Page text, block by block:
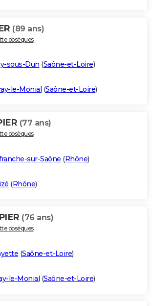
(89 ans)
obsèques
sous-Dun (Saône-et-Loire)
le-Monial (Saône-et-Loire)
(77 ans)
obsèques
sur-Saône (Rhône)
(Rhône)
(76 ans)
obsèques
(Saône-et-Loire)
le-Monial (Saône-et-Loire)